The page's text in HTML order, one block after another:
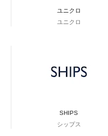
ユニクロ
ユニクロ
SHIPS
シップス